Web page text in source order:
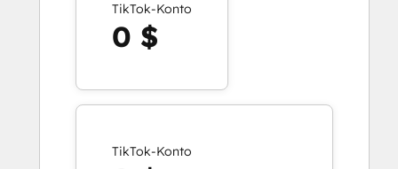
TikTok-Konto
0 $
TikTok-Konto